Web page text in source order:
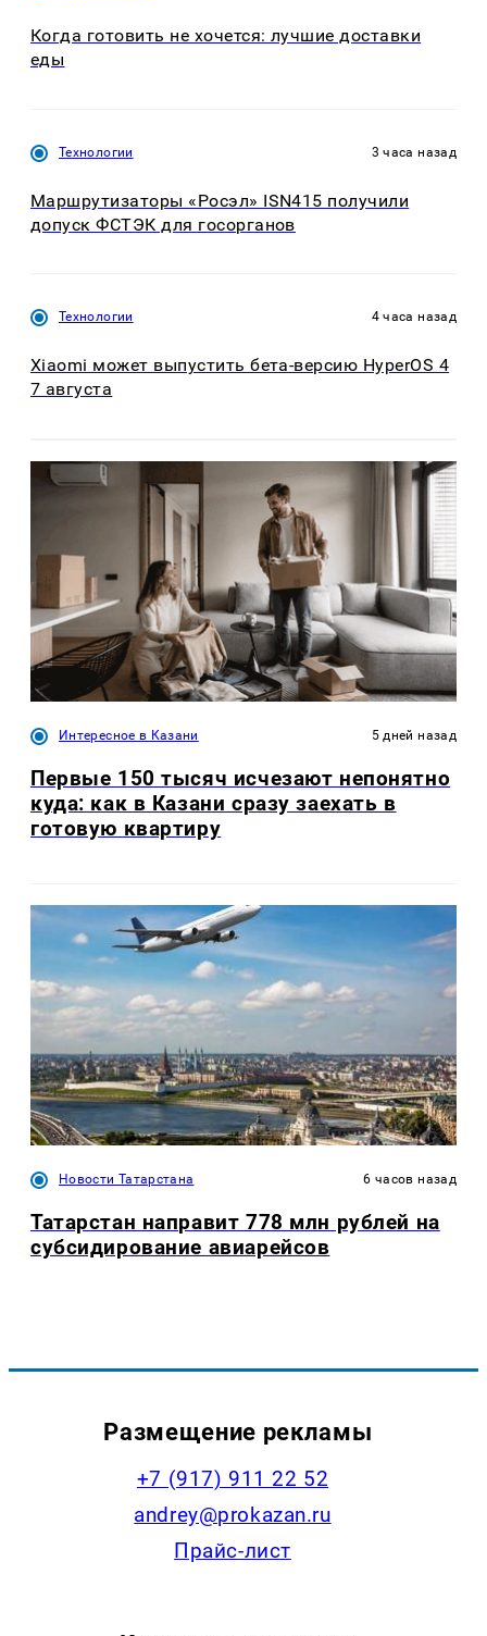
Когда готовить не хочется: лучшие доставки
еды
Технологии 3 часа назад
Маршрутизаторы «Росэл» ISN415 получили
допуск ФСТЭК для госорганов
Технологии 4 часа назад
Xiaomi может выпустить бета-версию HyperOS 4
7 августа
Интересное в Казани 5 дней назад
Первые 150 тысяч исчезают непонятно
куда: как в Казани сразу заехать в
готовую квартиру
Новости Татарстана 6 часов назад
Татарстан направит 778 млн рублей на
субсидирование авиарейсов
Размещение рекламы
+7 (917) 911 22 52
andrey@prokazan.ru
Прайс-лист